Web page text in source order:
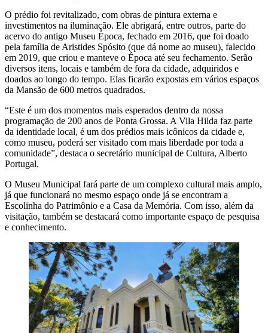
O prédio foi revitalizado, com obras de pintura externa e
investimentos na iluminação. Ele abrigará, entre outros, parte do
acervo do antigo Museu Época, fechado em 2016, que foi doado
pela família de Aristides Spósito (que dá nome ao museu), falecido
em 2019, que criou e manteve o Época até seu fechamento. Serão
diversos itens, locais e também de fora da cidade, adquiridos e
doados ao longo do tempo. Elas ficarão expostas em vários espaços
da Mansão de 600 metros quadrados.
“Este é um dos momentos mais esperados dentro da nossa
programação de 200 anos de Ponta Grossa. A Vila Hilda faz parte
da identidade local, é um dos prédios mais icônicos da cidade e,
como museu, poderá ser visitado com mais liberdade por toda a
comunidade”, destaca o secretário municipal de Cultura, Alberto
Portugal.
O Museu Municipal fará parte de um complexo cultural mais amplo,
já que funcionará no mesmo espaço onde já se encontram a
Escolinha do Patrimônio e a Casa da Memória. Com isso, além da
visitação, também se destacará como importante espaço de pesquisa
e conhecimento.